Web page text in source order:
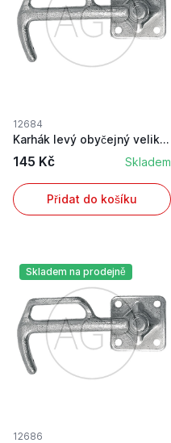
12684
Karhák levý obyčejný velikost 0
145 Kč Skladem
Přidat do košíku
Skladem na prodejně
12686